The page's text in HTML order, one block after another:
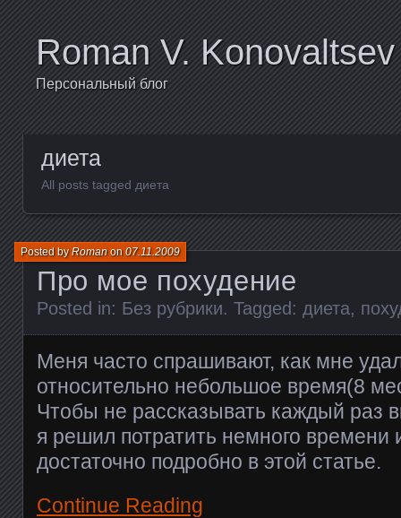
Roman V. Konovaltsev
Персональный блог
диета
All posts tagged диета
Про мое похудение
Posted byRomanon07.11.2009
Posted in: Без рубрики. Tagged: диета,
Меня часто спрашивают, как мне
относительно небольшое время(8
Чтобы не рассказывать каждый раз
я решил потратить немного времени
достаточно подробно в этой статье.
Continue Reading